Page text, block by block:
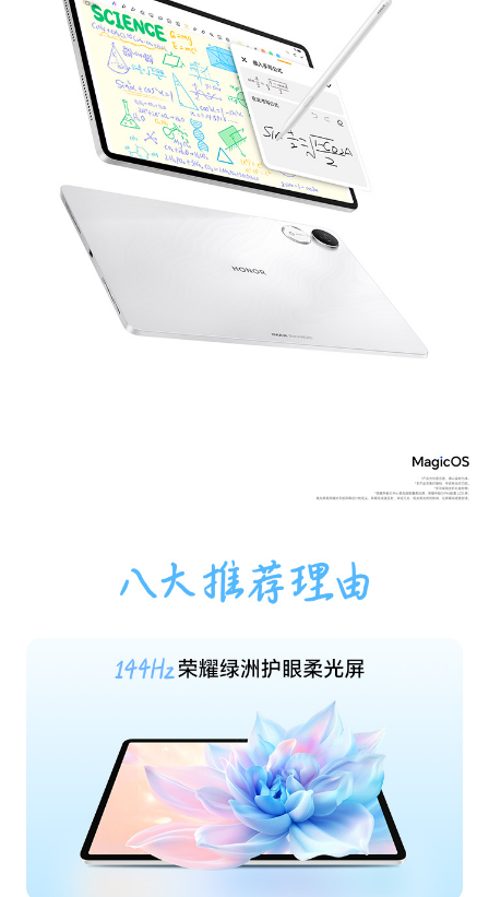
屏幕色域
10.7亿色，DCI-P3广色域(备注:10.7亿色是指10bi
t 色深（8bit 硬件规格，2bit 是软件算法扩
展），可显示的颜色数量为1024×1024×1024种，
约10.7亿种。)
LCD
屏幕分辨率
2800 x 1840
屏幕比例
3:2(备注:正面可视区)
支持多点触控，最多支持10点触控
88%(备注:计算方法为“可视区域/触摸屏区域”，
屏幕最高刷新率最高为144Hz（支持8档，30Hz/
45Hz/50Hz/60Hz/75Hz/90Hz/120Hz/144Hz）
(备注:不同应用界面下，屏幕刷新率可能略有不
256GB(备注:可使用的内存容量小于此值，因为平
1300万像素（F2.0 AF）(备注:不同拍照模式的照
片像素可能有差异，请以实际为准。)
像素可能有差异，请以实际为准。)
照片像素可能有差异，请以实际为准。)
后置摄像头摄像最大可支持3840x2160像素(备注:不同拍摄模式的
视频像素可能有差异，请以实际为准。)
后置摄像头像素
1300万像素（F2.0 AF）(备注:不同拍照模式的照
片像素可能有差异，请以实际为准。)
前置摄像头照片最大可支持3264x2448像素(备注:不同拍照模式
的照片像素可能有差异，请以实际为准。)